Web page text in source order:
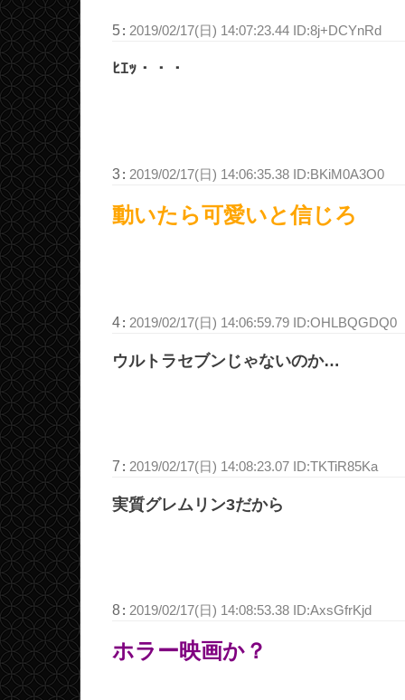
5: 2019/02/17(日) 14:07:23.44 ID:8j+DCYnRd
ﾋｴｯ・・・
3: 2019/02/17(日) 14:06:35.38 ID:BKiM0A3O0
動いたら可愛いと信じろ
4: 2019/02/17(日) 14:06:59.79 ID:OHLBQGDQ0
ウルトラセブンじゃないのか…
7 : 2019/02/17(日) 14:08:23.07 ID:TKTiR85Ka
実質グレムリン3だから
8: 2019/02/17(日) 14:08:53.38 ID:AxsGfrKjd
ホラー映画か？